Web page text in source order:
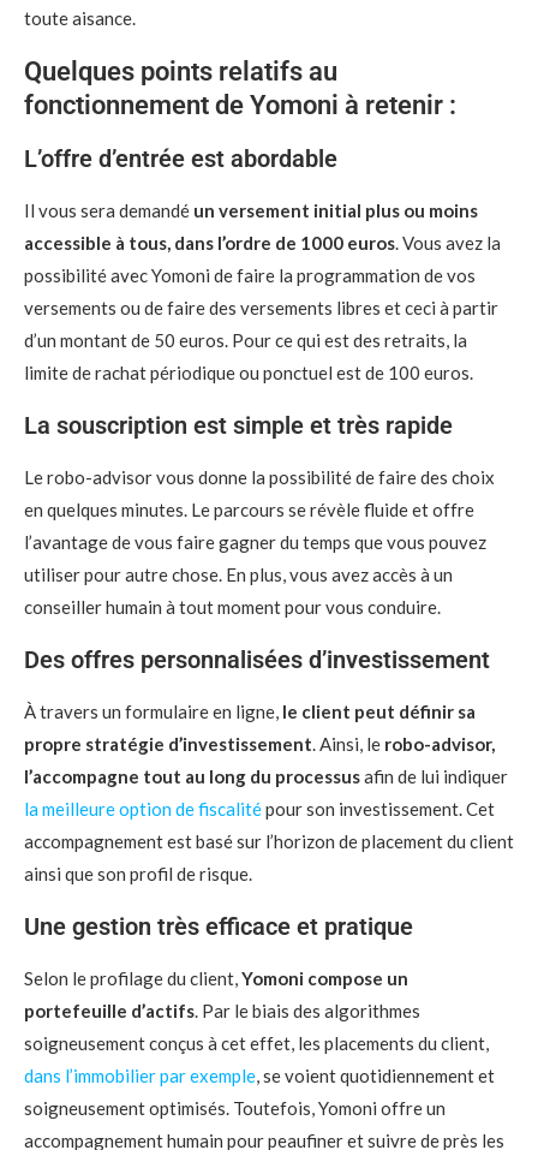
toute aisance.
Quelques points relatifs au
fonctionnement de Yomoni à retenir :
L’offre d’entrée est abordable
Il vous sera demandé un versement initial plus ou moins
accessible à tous, dans l’ordre de 1000 euros. Vous avez la
possibilité avec Yomoni de faire la programmation de vos
versements ou de faire des versements libres et ceci à partir
d’un montant de 50 euros. Pour ce qui est des retraits, la
limite de rachat périodique ou ponctuel est de 100 euros.
La souscription est simple et très rapide
Le robo-advisor vous donne la possibilité de faire des choix
en quelques minutes. Le parcours se révèle fluide et offre
l’avantage de vous faire gagner du temps que vous pouvez
utiliser pour autre chose. En plus, vous avez accès à un
conseiller humain à tout moment pour vous conduire.
Des offres personnalisées d’investissement
À travers un formulaire en ligne, le client peut définir sa
propre stratégie d’investissement. Ainsi, le robo-advisor,
l’accompagne tout au long du processusafin de lui indiquer
la meilleure option de fiscalitépour son investissement. Cet
accompagnement est basé sur l’horizon de placement du client
ainsi que son profil de risque.
Une gestion très efficace et pratique
Selon le profilage du client,Yomoni compose un
portefeuille d’actifs. Par le biais des algorithmes
soigneusement conçus à cet effet, les placements du client,
dans l’immobilier par exemple, se voient quotidiennement et
soigneusement optimisés. Toutefois, Yomoni offre un
accompagnement humain pour peaufiner et suivre de près les